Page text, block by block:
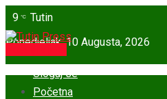
9 °C
Tutin
Ponedjeljak, 10 Augusta, 2026
Uloguj se
Početna